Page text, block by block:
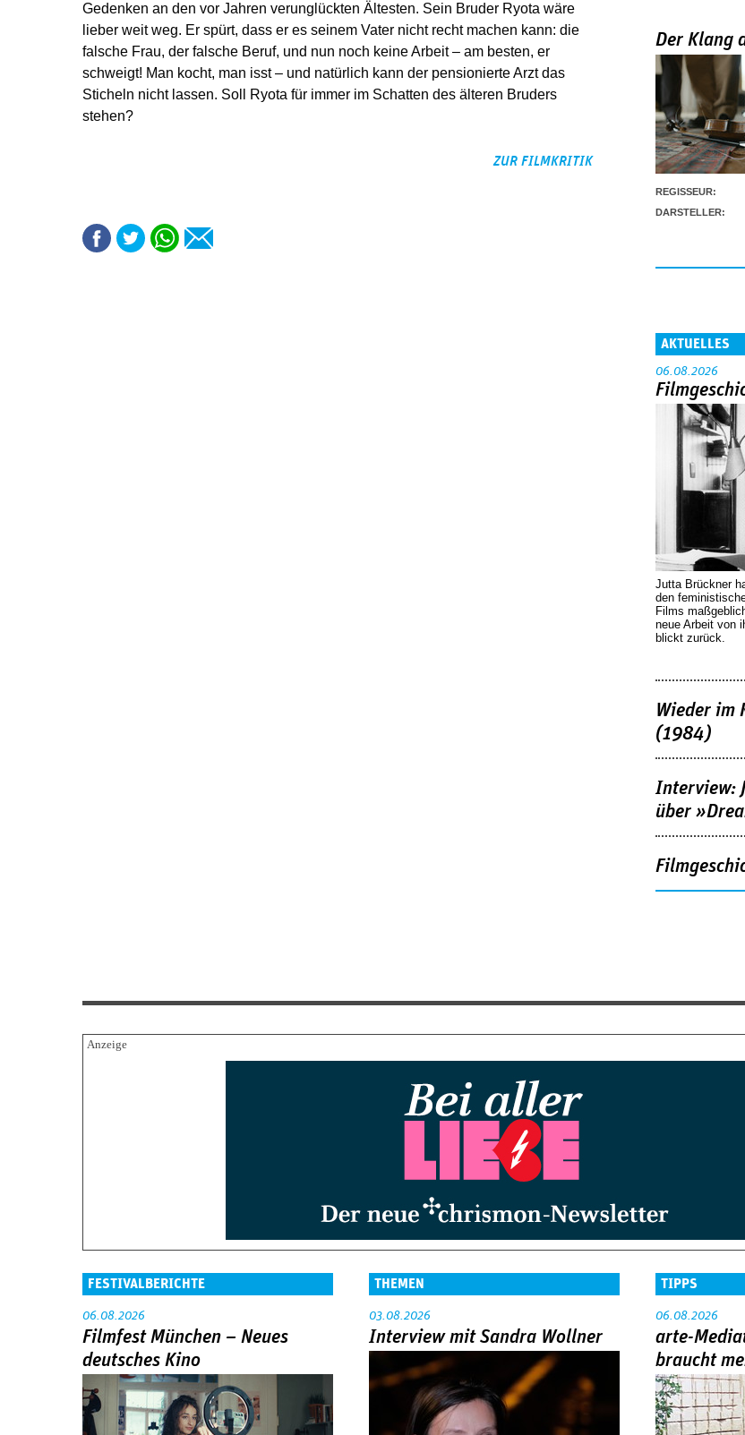
Gedenken an den vor Jahren verunglückten Ältesten. Sein Bruder Ryota wäre
lieber weit weg. Er spürt, dass er es seinem Vater nicht recht machen kann: die
falsche Frau, der falsche Beruf, und nun noch keine Arbeit – am besten, er
schweigt! Man kocht, man isst – und natürlich kann der pensionierte Arzt das
Sticheln nicht lassen. Soll Ryota für immer im Schatten des älteren Bruders
stehen?
ZUR FILMKRITIK
Der Klang
REGISSEUR:
DARSTELLER:
AKTUELLES
06.08.2026
Jutta Brückner
den
Films
neue Arbeit von
blickt zurück.
Wieder im
(1984)
Interview:
über
FESTIVALBERICHTE
06.08.2026
Filmfest München – Neues
deutsches Kino
THEMEN
03.08.2026
Interview mit Sandra Wollner
TIPPS
06.08.2026
arte-
braucht